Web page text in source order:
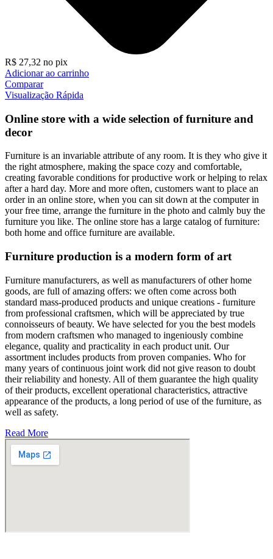
R$ 27,32 no pix
Adicionar ao carrinho
Comparar
Visualização Rápida
Online store with a wide selection of furniture and
decor
Furniture is an invariable attribute of any room. It is they who give it
the right atmosphere, making the space cozy and comfortable,
creating favorable conditions for productive work or helping to relax
after a hard day. More and more often, customers want to place an
order in an online store, when you can sit down at the computer in
your free time, arrange the furniture in the photo and calmly buy the
furniture you like. The online store has a large catalog of furniture:
both home and office furniture are available.
Furniture production is a modern form of art
Furniture manufacturers, as well as manufacturers of other home
goods, are full of amazing offers: we often come across both
standard mass-produced products and unique creations - furniture
from professional craftsmen, which will be appreciated by true
connoisseurs of beauty. We have selected for you the best models
from modern craftsmen who managed to ingeniously combine
elegance, quality and practicality in each product unit. Our
assortment includes products from proven companies. Who for
many years of continuous joint work did not give reason to doubt
their reliability and honesty. All of them guarantee the high quality
of their products, excellent operational characteristics, attractive
appearance of the products, a long period of use of the furniture, as
well as safety.
Read More